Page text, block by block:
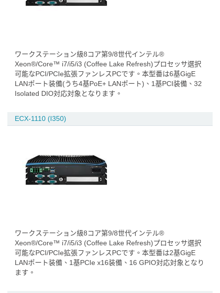
ワークステーション級8コア第9/8世代インテル®
Xeon®/Core™ i7/i5/i3 (Coffee Lake Refresh)プロセッサ選択
可能なPCI/PCIe拡張ファンレスPCです。本型番は6基GigE
LANポート装備(うち4基PoE+ LANポート)、1基PCI装備、32
Isolated DIO対応対象となります。
ECX-1110 (I350)
ワークステーション級8コア第9/8世代インテル®
Xeon®/Core™ i7/i5/i3 (Coffee Lake Refresh)プロセッサ選択
可能なPCI/PCIe拡張ファンレスPCです。本型番は2基GigE
LANポート装備、1基PCIe x16装備、16 GPIO対応対象となり
ます。